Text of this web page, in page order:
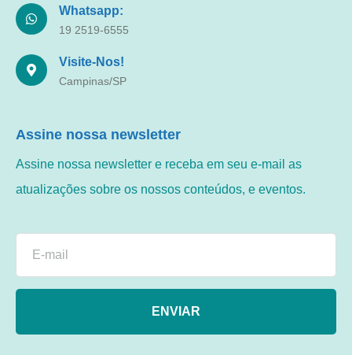
Whatsapp:
19 2519-6555
Visite-Nos!
Campinas/SP
Assine nossa newsletter
Assine nossa newsletter e receba em seu e-mail as
atualizações sobre os nossos conteúdos, e eventos.
ENVIAR